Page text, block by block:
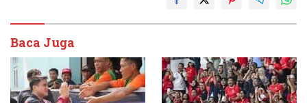
Baca Juga